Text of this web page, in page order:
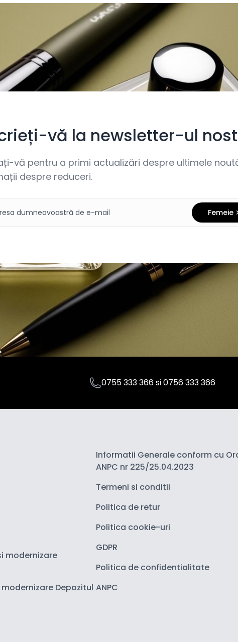
vă la newsletter-ul
vă pentru a primi actualizări despre ultimele
despre reduceri.
Femeie
0755 333 366si0756 333 366
modernizare
Depozitul
Informatii Generale conform cu
ANPC nr 225/25.04.2023
Termeni si conditii
Politica de retur
Politica cookie-uri
GDPR
Politica de confidentialitate
ANPC